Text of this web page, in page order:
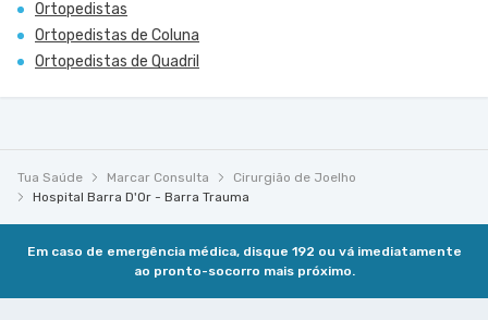
Ortopedistas
Ortopedistas de Coluna
Ortopedistas de Quadril
Tua Saúde Marcar Consulta
Cirurgião de Joelho
Hospital Barra D'Or - Barra Trauma
Em caso de emergência médica, disque 192 ou vá imediatamente
ao pronto-socorro mais próximo.